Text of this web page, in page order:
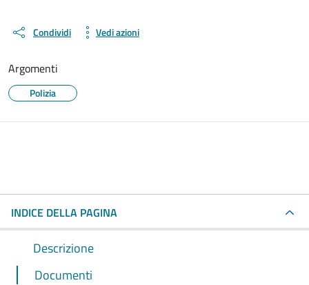
Condividi Vedi azioni
Argomenti
Polizia
INDICE DELLA PAGINA
Descrizione
Documenti